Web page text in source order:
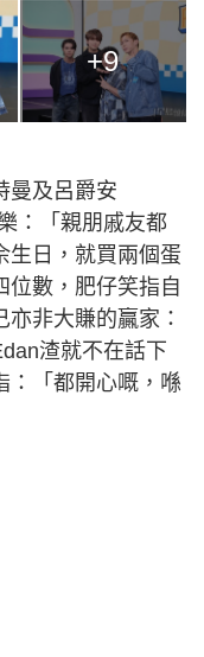
+9
曼及呂爵安
：「親朋戚友都
生日，就買兩個蛋
數，肥仔笑指自
非大賺的贏家：
渣就不在話下
：「都開心嘅，喺